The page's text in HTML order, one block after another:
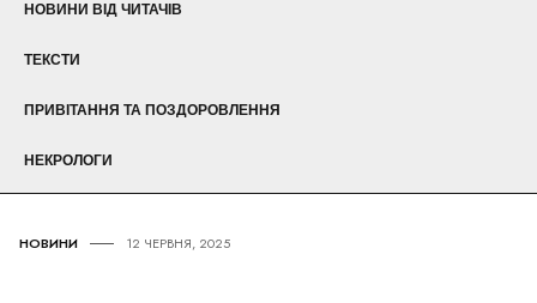
НОВИНИ ВІД ЧИТАЧІВ
ТЕКСТИ
ПРИВІТАННЯ ТА ПОЗДОРОВЛЕННЯ
НЕКРОЛОГИ
НОВИНИ 12 ЧЕРВНЯ, 2025